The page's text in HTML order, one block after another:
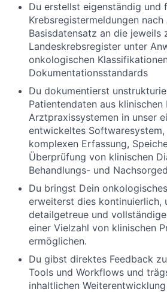
Du erstellst eigenständig und
Krebsregistermeldungen nach
Basisdatensatz an die jeweils
Landeskrebsregister unter
onkologischen
Dokumentationsstandards
Du dokumentierst
Patientendaten aus klinischen
Arztpraxissystemen in unser
entwickeltes
komplexen Erfassung,
Überprüfung von klinischen
Behandlungs- und
Du bringst Dein
erweiterst dies kontinuierlich,
detailgetreue und
einer Vielzahl von klinischen
ermöglichen.
Du gibst direktes Feedback
Tools und Workflows und
inhaltlichen